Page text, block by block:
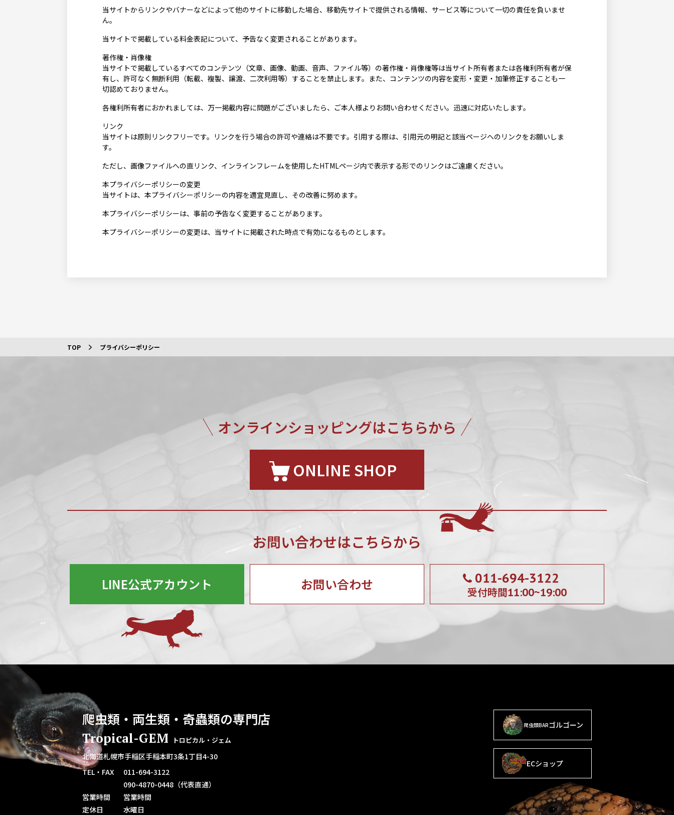
当サイトからリンクやバナーなどによって他のサイトに移動した場合、移動先サイトで提供される情報、サービス等について一切の責任を負いませ
ん。
当サイトで掲載している料金表記について、予告なく変更されることがあります。
著作権・肖像権
当サイトで掲載しているすべてのコンテンツ（文章、画像、動画、音声、ファイル等）の著作権・肖像権等は当サイト所有者または各権利所有者が保
有し、許可なく無断利用（転載、複製、譲渡、二次利用等）することを禁止します。また、コンテンツの内容を変形・変更・加筆修正することも一
切認めておりません。
各権利所有者におかれましては、万一掲載内容に問題がございましたら、ご本人様よりお問い合わせください。迅速に対応いたします。
リンク
当サイトは原則リンクフリーです。リンクを行う場合の許可や連絡は不要です。引用する際は、引用元の明記と該当ページへのリンクをお願いしま
す。
ただし、画像ファイルへの直リンク、インラインフレームを使用したHTMLページ内で表示する形でのリンクはご遠慮ください。
本プライバシーポリシーの変更
当サイトは、本プライバシーポリシーの内容を適宜見直し、その改善に努めます。
本プライバシーポリシーは、事前の予告なく変更することがあります。
本プライバシーポリシーの変更は、当サイトに掲載された時点で有効になるものとします。
TOP プライバシーポリシー
オンラインショッピングはこちらから
ONLINE SHOP
お問い合わせはこちらから
LINE公式アカウント お問い合わせ 011-694-3122
受付時間11:00~19:00
爬虫類・両生類・奇蟲類の専門店
Tropical-GEM トロピカル・ジェム
北海道札幌市手稲区手稲本町3条1丁目4-30
TEL・FAX
011-694-3122
090-4870-0448（代表直通）
営業時間
営業時間
定休日
水曜日
爬虫類BARゴルゴーン
ECショップ